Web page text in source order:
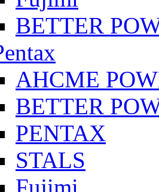
BETTER
AHCME
BETTER
PENTAX
STALS